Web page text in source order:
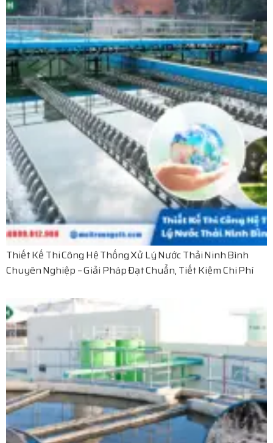
Thiết Kế Thi Công Hệ Thống Xử Lý Nước Thải Ninh Bình
Chuyên Nghiệp – Giải Pháp Đạt Chuẩn, Tiết Kiệm Chi Phí